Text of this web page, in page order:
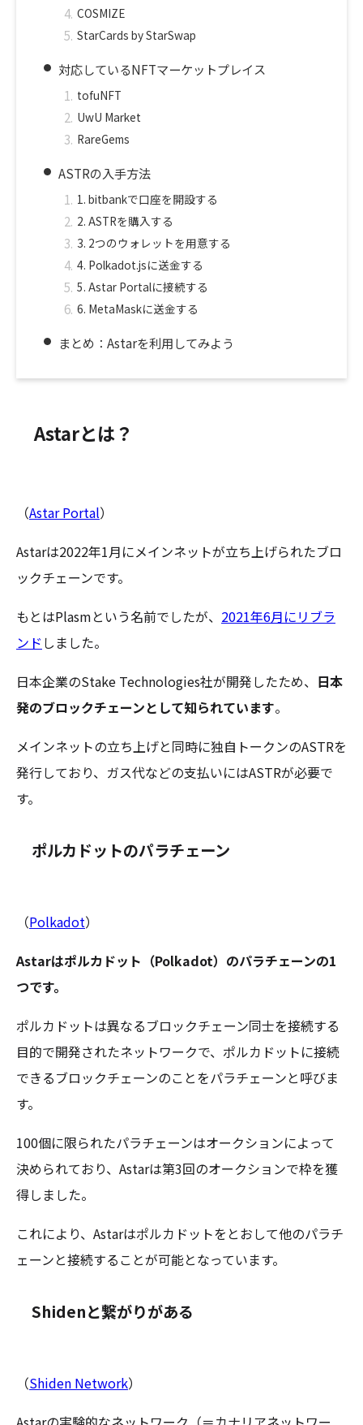
COSMIZE
StarCards by StarSwap
対応しているNFTマーケットプレイス
tofuNFT
UwU Market
RareGems
ASTRの入手方法
1. bitbankで口座を開設する
2. ASTRを購入する
3. 2つのウォレットを用意する
4. Polkadot.jsに送金する
5. Astar Portalに接続する
6. MetaMaskに送金する
まとめ：Astarを利用してみよう
Astarとは？
（Astar Portal）
Astarは2022年1月にメインネットが立ち上げられたブロ
ックチェーンです。
もとはPlasmという名前でしたが、 2021年6月にリブラ
ンド しました。
日本企業のStake Technologies社が開発したため、 日本
発のブロックチェーンとして知られています。
メインネットの立ち上げと同時に独自トークンのASTRを
発行しており、ガス代などの支払いにはASTRが必要で
す。
ポルカドットのパラチェーン
（Polkadot）
Astarはポルカドット（Polkadot）のパラチェーンの1
つです。
ポルカドットは異なるブロックチェーン同士を接続する
目的で開発されたネットワークで、ポルカドットに接続
できるブロックチェーンのことをパラチェーンと呼びま
す。
100個に限られたパラチェーンはオークションによって
決められており、Astarは第3回のオークションで枠を獲
得しました。
これにより、Astarはポルカドットをとおして他のパラチ
ェーンと接続することが可能となっています。
Shidenと繋がりがある
（Shiden Network）